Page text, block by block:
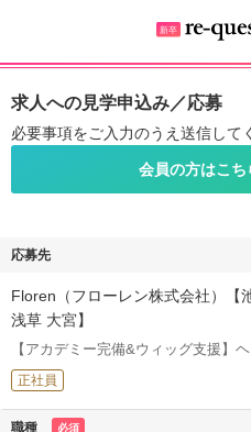
求人への見学申込み／応募
必要事項をご入力のうえ送信して
会員の方はこ
応募先
Floren（フローレン株式会社）【
浅草 大宮】
【アカデミー完備&ウィッグ支援】
正社員
職種 必須